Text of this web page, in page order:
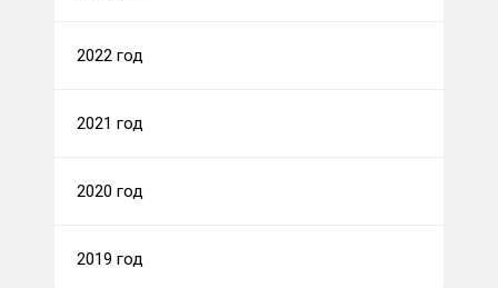
2022 год
2021 год
2020 год
2019 год